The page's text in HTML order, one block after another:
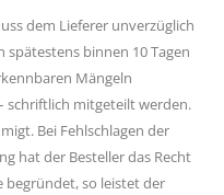
dem Lieferer unverzüglich
binnen 10 Tagen
Mängeln
schriftlich mitgeteilt werden.
Bei Fehlschlagen der
hat der Besteller das Recht
begründet, so leistet der